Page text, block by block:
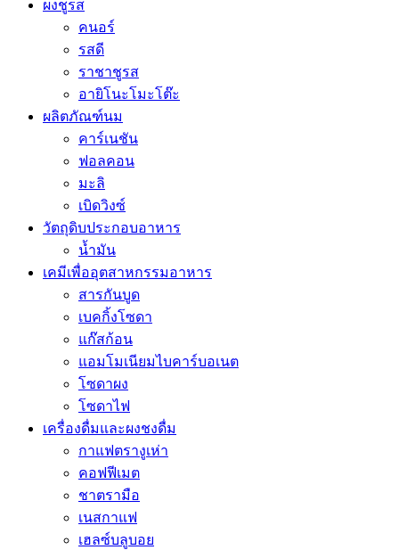
ผงชูรส
คนอร์
รสดี
ราชาชูรส
อายิโนะโมะโต๊ะ
ผลิตภัณฑ์นม
คาร์เนชัน
ฟอลคอน
มะลิ
เบิดวิงซ์
วัตถุดิบประกอบอาหาร
น้ำมัน
เคมีเพื่ออุตสาหกรรมอาหาร
สารกันบูด
เบคกิ้งโซดา
แก๊สก้อน
แอมโมเนียมไบคาร์บอเนต
โซดาผง
โซดาไฟ
เครื่องดื่มและผงชงดื่ม
กาแฟตรางูเห่า
คอฟฟีเมต
ชาตรามือ
เนสกาแฟ
เฮลซ์บลูบอย